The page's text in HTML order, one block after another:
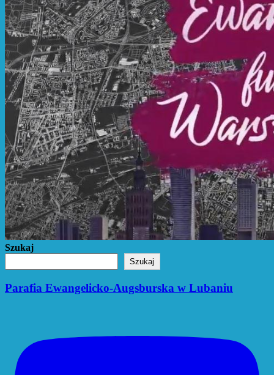
Szukaj
Szukaj
Parafia Ewangelicko-Augsburska w Lubaniu